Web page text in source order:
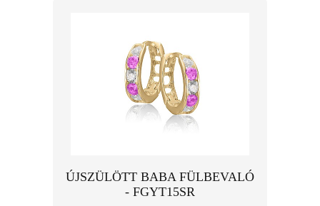
ÚJSZÜLÖTT BABA FÜLBEVALÓ
- FGYT15SR